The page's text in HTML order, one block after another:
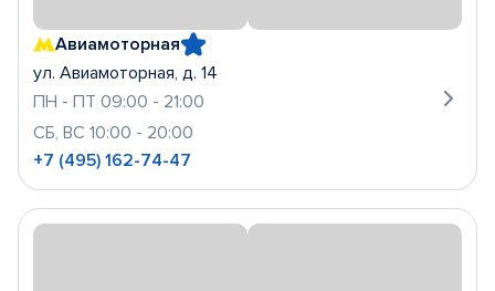
Авиамоторная
ул. Авиамоторная, д. 14
ПН - ПТ 09:00 - 21:00
СБ, ВС 10:00 - 20:00
+7 (495) 162-74-47